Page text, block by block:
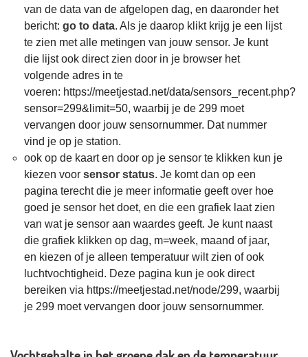
van de data van de afgelopen dag, en daaronder het
bericht: go to data. Als je daarop klikt krijg je een lijst
te zien met alle metingen van jouw sensor. Je kunt
die lijst ook direct zien door in je browser het
volgende adres in te
voeren: https://meetjestad.net/data/sensors_recent.php?
sensor=299&limit=50, waarbij je de 299 moet
vervangen door jouw sensornummer. Dat nummer
vind je op je station.
ook op de kaart en door op je sensor te klikken kun je
kiezen voor sensor status. Je komt dan op een
pagina terecht die je meer informatie geeft over hoe
goed je sensor het doet, en die een grafiek laat zien
van wat je sensor aan waardes geeft. Je kunt naast
die grafiek klikken op dag, m=week, maand of jaar,
en kiezen of je alleen temperatuur wilt zien of ook
luchtvochtigheid. Deze pagina kun je ook direct
bereiken via https://meetjestad.net/node/299, waarbij
je 299 moet vervangen door jouw sensornummer.